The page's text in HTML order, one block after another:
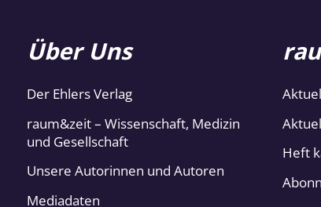
Über Uns
Der Ehlers Verlag
raum&zeit – Wissenschaft, Medizin
und Gesellschaft
Unsere Autorinnen und Autoren
Mediadaten
Heft